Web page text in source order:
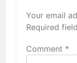
Your email
Required
Comment *